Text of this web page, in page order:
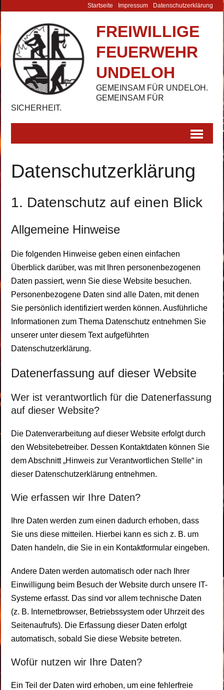
Startseite Impressum Datenschutz­erklärung
FREIWILLIGE
FEUERWEHR
UNDELOH
GEMEINSAM FÜR UNDELOH.
GEMEINSAM FÜR
SICHERHEIT.
Datenschutz­erklärung
1. Datenschutz auf einen Blick
Allgemeine Hinweise
Die folgenden Hinweise geben einen einfachen
Überblick darüber, was mit Ihren personenbezogenen
Daten passiert, wenn Sie diese Website besuchen.
Personenbezogene Daten sind alle Daten, mit denen
Sie persönlich identifiziert werden können. Ausführliche
Informationen zum Thema Datenschutz entnehmen Sie
unserer unter diesem Text aufgeführten
Datenschutzerklärung.
Datenerfassung auf dieser Website
Wer ist verantwortlich für die Datenerfassung
auf dieser Website?
Die Datenverarbeitung auf dieser Website erfolgt durch
den Websitebetreiber. Dessen Kontaktdaten können Sie
dem Abschnitt „Hinweis zur Verantwortlichen Stelle“ in
dieser Datenschutzerklärung entnehmen.
Wie erfassen wir Ihre Daten?
Ihre Daten werden zum einen dadurch erhoben, dass
Sie uns diese mitteilen. Hierbei kann es sich z. B. um
Daten handeln, die Sie in ein Kontaktformular eingeben.
Andere Daten werden automatisch oder nach Ihrer
Einwilligung beim Besuch der Website durch unsere IT-
Systeme erfasst. Das sind vor allem technische Daten
(z. B. Internetbrowser, Betriebssystem oder Uhrzeit des
Seitenaufrufs). Die Erfassung dieser Daten erfolgt
automatisch, sobald Sie diese Website betreten.
Wofür nutzen wir Ihre Daten?
Ein Teil der Daten wird erhoben, um eine fehlerfreie